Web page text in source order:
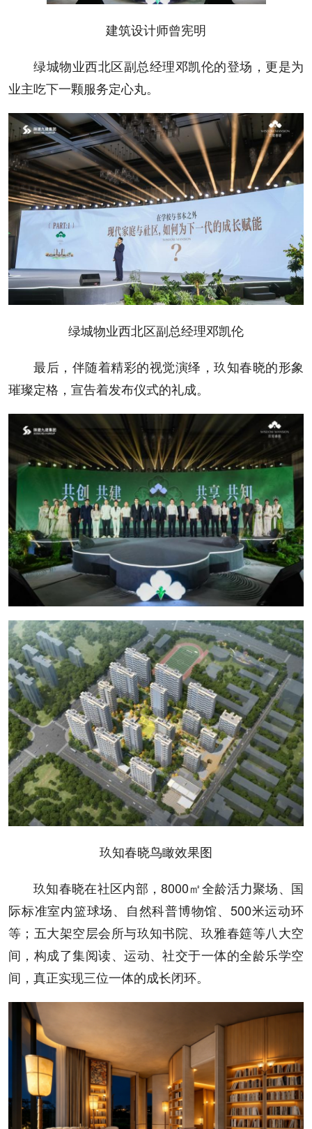
建筑设计师曾宪明
绿城物业西北区副总经理邓凯伦的登场，更是为
业主吃下一颗服务定心丸。
绿城物业西北区副总经理邓凯伦
最后，伴随着精彩的视觉演绎，玖知春晓的形象
璀璨定格，宣告着发布仪式的礼成。
玖知春晓鸟瞰效果图
玖知春晓在社区内部，8000㎡全龄活力聚场、国
际标准室内篮球场、自然科普博物馆、500米运动环
等；五大架空层会所与玖知书院、玖雅春筵等八大空
间，构成了集阅读、运动、社交于一体的全龄乐学空
间，真正实现三位一体的成长闭环。